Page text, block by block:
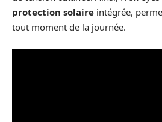
protection solaire intégrée,
tout moment de la journée.